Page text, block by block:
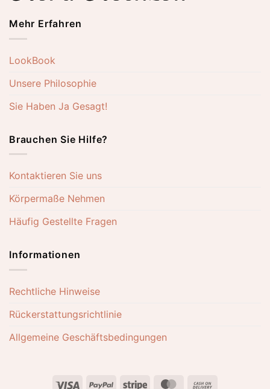
Mehr Erfahren
LookBook
Unsere Philosophie
Sie Haben Ja Gesagt!
Brauchen Sie Hilfe?
Kontaktieren Sie uns
Körpermaße Nehmen
Häufig Gestellte Fragen
Informationen
Rechtliche Hinweise
Rückerstattungsrichtlinie
Allgemeine Geschäftsbedingungen
Visa PayPal Stripe MasterCard